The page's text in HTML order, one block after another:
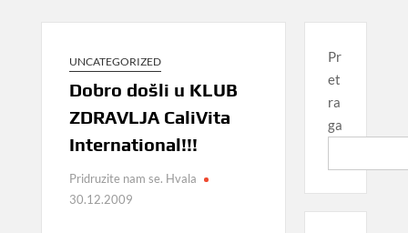
UNCATEGORIZED
Dobro došli u KLUB
ZDRAVLJA CaliVita
International!!!
Pridruzite nam se. Hvala
30.12.2009
Pr
et
ra
ga